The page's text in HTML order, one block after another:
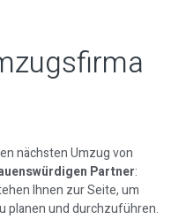
nächsten Umzug von
Partner:
Ihnen zur Seite, um
planen und durchzuführen.